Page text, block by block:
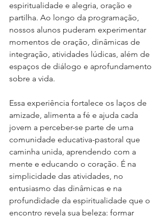
espiritualidade e alegria, oração e
partilha. Ao longo da programação,
nossos alunos puderam experimentar
momentos de oração, dinâmicas de
integração, atividades lúdicas, além de
espaços de diálogo e aprofundamento
sobre a vida.
Essa experiência fortalece os laços de
amizade, alimenta a fé e ajuda cada
jovem a perceber-se parte de uma
comunidade educativa-pastoral que
caminha unida, aprendendo com a
mente e educando o coração. É na
simplicidade das atividades, no
entusiasmo das dinâmicas e na
profundidade da espiritualidade que o
encontro revela sua beleza: formar